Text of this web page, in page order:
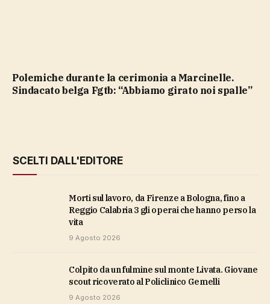
Polemiche durante la cerimonia a Marcinelle.
Sindacato belga Fgtb: “Abbiamo girato noi spalle”
SCELTI DALL'EDITORE
Morti sul lavoro, da Firenze a Bologna, fino a
Reggio Calabria 3 gli operai che hanno perso la
vita
9 Agosto 2026
Colpito da un fulmine sul monte Livata. Giovane
scout ricoverato al Policlinico Gemelli
9 Agosto 2026